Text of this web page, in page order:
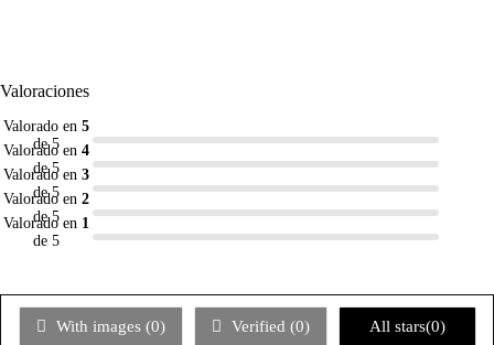
Valoraciones
Valorado en 5
de 5
Valorado en 4
de 5
Valorado en 3
de 5
Valorado en 2
de 5
Valorado en 1
de 5
With images (0) Verified (0) All stars(0)